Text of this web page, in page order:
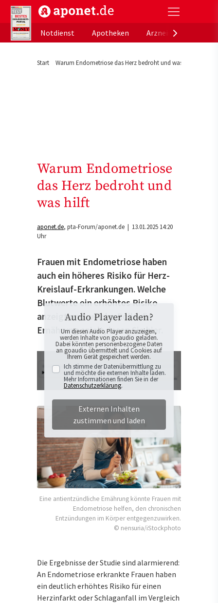
aponet.de - Das offizielle Gesundheitsportal der
Notdienst
Apotheken
Start Warum Endometriose das Herz bedroht und was hilft
Warum Endometriose
das Herz bedroht und
was hilft
aponet.de pta-Forum/aponet.de | 13.01.2025 14:20
Uhr
Frauen mit Endometriose haben
auch ein höheres Risiko für Herz-
Kreislauf-Erkrankungen. Welche
Blutwerte ein erhöhtes Risiko
anzeigt und welche Rolle die
Ernährung spielt, lesen Sie hier.
Audio Player laden?
Um diesen Audio Player anzuzeigen,
werden Inhalte von goaudio geladen.
Dabei könnten personenbezogene Daten
an goaudio übermittelt und Cookies auf
Ihrem Gerät gespeichert werden.
Ich stimme der Datenübermittlung zu
und möchte die externen Inhalte laden.
Mehr Informationen finden Sie in der
Datenschutzerklärung.
Externen Inhalten
zustimmen und laden
Eine antientzündliche Ernährung könnte Frauen mit
Endometriose helfen, den chronischen
Entzündungen im Körper entgegenzuwirken.
© nensuria/iStockphoto
Die Ergebnisse der Studie sind alarmierend:
An Endometriose erkrankte Frauen haben
ein deutlich erhöhtes Risiko für einen
Herzinfarkt oder Schlaganfall im Vergleich